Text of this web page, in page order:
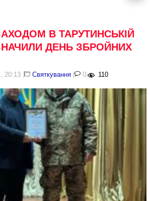
В ТАРУТИНСЬКІЙ
ДЕНЬ ЗБРОЙНИХ
, 20:13 | Святкування | 0 | 110